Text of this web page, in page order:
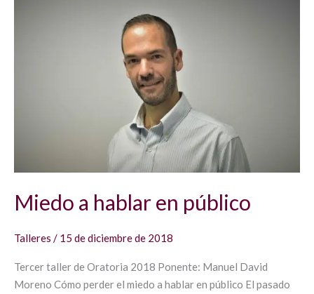
Miedo a hablar en público
Talleres / 15 de diciembre de 2018
Tercer taller de Oratoria 2018 Ponente: Manuel David
Moreno Cómo perder el miedo a hablar en público El pasado